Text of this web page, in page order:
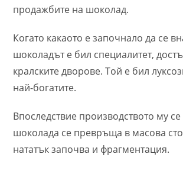
продажбите на шоколад.
Когато какаото е започнало да се
шоколадът е бил специалитет,
кралските дворове. Той е бил
най-богатите.
Впоследствие производството му
шоколада се превръща в масова
нататък започва и фрагментация.